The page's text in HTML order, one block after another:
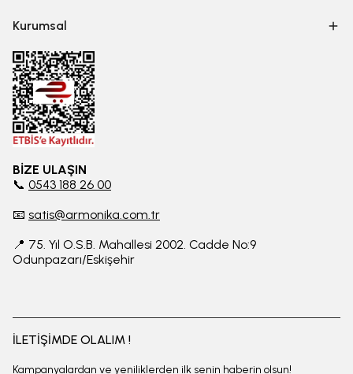
Kurumsal
BİZE ULAŞIN
📞 0543 188 26 00
📧 satis@armonika.com.tr
📍 75. Yıl O.S.B. Mahallesi 2002. Cadde No:9
Odunpazarı/Eskişehir
İLETİŞİMDE OLALIM !
Kampanyalardan ve yeniliklerden ilk senin haberin olsun!